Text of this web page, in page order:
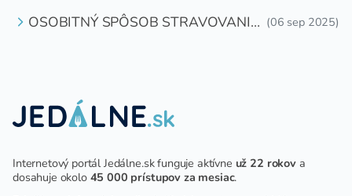
OSOBITNÝ SPÔSOB STRAVOVANIA (06 sep 2025)
Internetový portál Jedálne.sk funguje aktívne už 22 rokova
dosahuje okolo 45 000 prístupov za mesiac.